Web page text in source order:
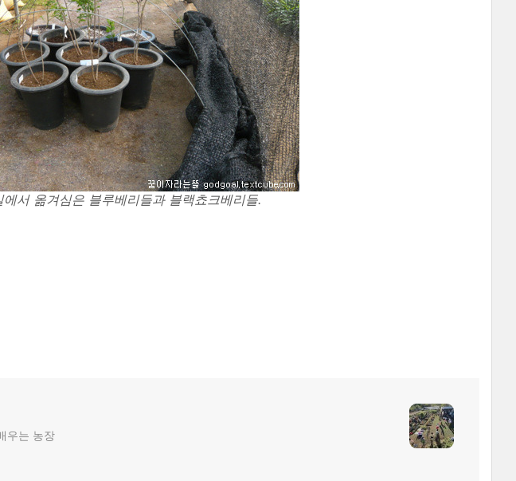
에서 옮겨심은 블루베리들과 블랙쵸크베리들.
우는 농장